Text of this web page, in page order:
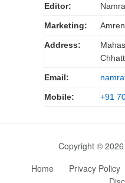
Editor:
Marketing:
Address:
Email:
Mobile: +91
Copyright © 2026
Home
Privacy Policy